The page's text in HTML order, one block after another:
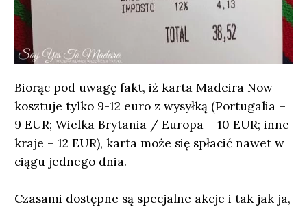
Biorąc pod uwagę fakt, iż karta Madeira Now
kosztuje tylko 9-12 euro z wysyłką (Portugalia –
9 EUR; Wielka Brytania / Europa – 10 EUR; inne
kraje – 12 EUR), karta może się spłacić nawet w
ciągu jednego dnia.
Czasami dostępne są specjalne akcje i tak jak ja,